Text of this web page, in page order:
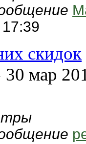
скидок
30 мар